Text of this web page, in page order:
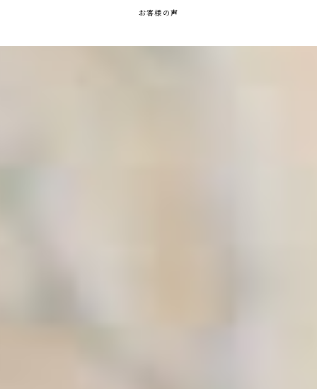
お客様の声